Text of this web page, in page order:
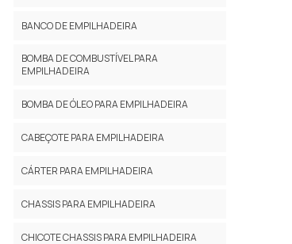
BANCO DE EMPILHADEIRA
BOMBA DE COMBUSTÍVEL PARA
EMPILHADEIRA
BOMBA DE ÓLEO PARA EMPILHADEIRA
CABEÇOTE PARA EMPILHADEIRA
CÁRTER PARA EMPILHADEIRA
CHASSIS PARA EMPILHADEIRA
CHICOTE CHASSIS PARA EMPILHADEIRA